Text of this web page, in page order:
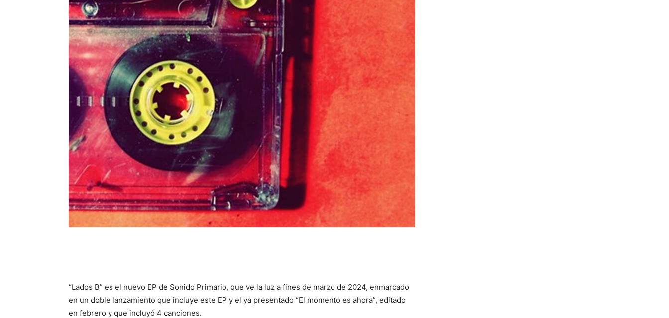
“Lados B” es el nuevo EP de Sonido Primario, que ve la luz a fines de marzo de 2024, enmarcado
en un doble lanzamiento que incluye este EP y el ya presentado “El momento es ahora”, editado
en febrero y que incluyó 4 canciones.